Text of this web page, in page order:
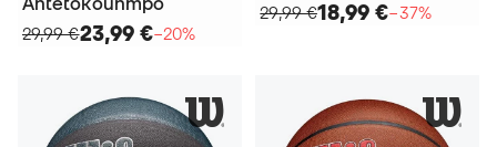
29,99 €23,99 €−20%
29,99 €18,99 €−37%